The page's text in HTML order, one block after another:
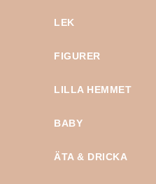
LEK
FIGURER
LILLA HEMMET
BABY
ÄTA & DRICKA